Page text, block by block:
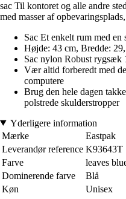
sac Til kontoret og alle andre
med masser af
Sac Et enkelt rum med
Højde: 43 cm, Bredde:
Sac nylon Robust rygsæk
Vær altid forberedt med
computere
Brug den hele dagen
polstrede skulderstropper
Yderligere information
Mærke
Eastpak
Leverandør reference K93643T
Farve
leaves
Dominerende farve
Blå
Køn
Unisex